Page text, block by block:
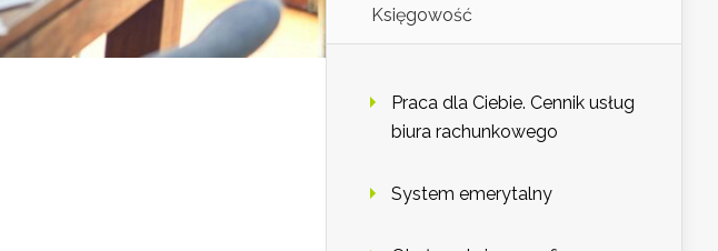
Księgowość
Praca dla Ciebie. Cennik usług
biura rachunkowego
System emerytalny